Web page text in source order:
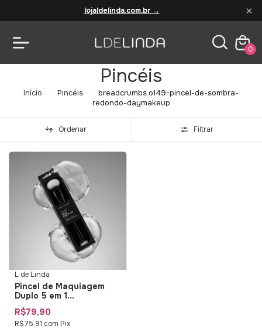
lojaldelinda.com.br → ×
0
Pincéis
Início Pincéis
breadcrumbs.o149-pincel-de-sombra-
redondo-daymakeup
Ordenar Filtrar
L de Linda
Pincel de Maquiagem
Duplo 5 em 1
Multifuncional Duo Multi
01 L de Linda
R$79,90
R$75,91 com Pix